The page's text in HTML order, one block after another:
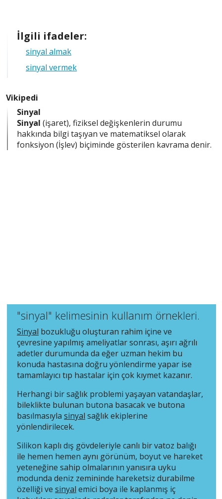
İlgili ifadeler:
sinyal almak
sinyal vermek
Vikipedi
Sinyal
Sinyal (işaret), fiziksel değişkenlerin durumu
hakkında bilgi taşıyan ve matematiksel olarak
fonksiyon (İşlev) biçiminde gösterilen kavrama denir.
"sinyal" kelimesinin kullanım örnekleri.
Sinyal bozukluğu oluşturan rahim içine ve
çevresine yapılmış ameliyatlar sonrası, aşırı ağrılı
adetler durumunda da eğer uzman hekim bu
konuda hastasına doğru yönlendirme yapar ise
tamamlayıcı tıp hastalar için çok kıymet kazanır.
Herhangi bir sağlık problemi yaşayan vatandaşlar,
bileklikte bulunan butona basacak ve butona
basılmasıyla sinyal sağlık ekiplerine
yönlendirilecek.
Silikon kaplı dış gövdeleriyle canlı bir vatoz balığı
ile hemen hemen aynı görünüm, boyut ve hareket
yeteneğine sahip olmalarının yanısıra uyku
modunda deniz zemininde hareketsiz durabilme
özelliği ve sinyal emici boya ile kaplanmış iç